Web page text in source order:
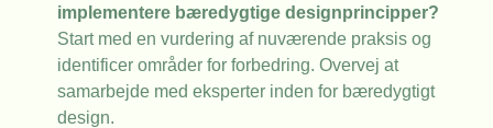
implementere bæredygtige designprincipper?
Start med en vurdering af nuværende praksis og
identificer områder for forbedring. Overvej at
samarbejde med eksperter inden for bæredygtigt
design.